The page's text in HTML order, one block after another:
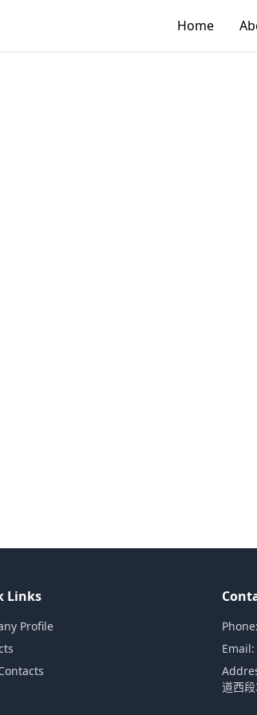
Home
Links
Profile
Phone:
Email:
道西